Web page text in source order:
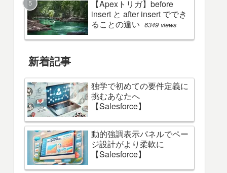
【Apexトリガ】before
insert と after insert ででき
ることの違い 6349 views
新着記事
独学で初めての要件定義に
挑むあなたへ
【Salesforce】
動的強調表示パネルでペー
ジ設計がより柔軟に
【Salesforce】